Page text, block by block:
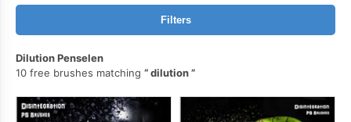
Filters
Dilution Penselen
10 free brushes matching
dilution